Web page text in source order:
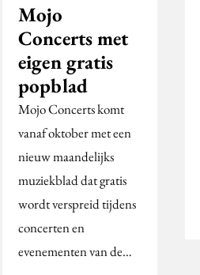
Mojo
Concerts met
eigen gratis
popblad
Mojo Concerts komt
vanaf oktober met een
nieuw maandelijks
muziekblad dat gratis
wordt verspreid tijdens
concerten en
evenementen van de…